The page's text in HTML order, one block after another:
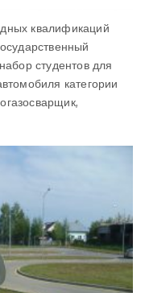
квалификаций
студентов для
категории